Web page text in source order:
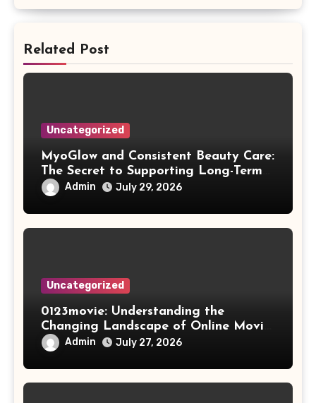
Related Post
Uncategorized
MyoGlow and Consistent Beauty Care:
The Secret to Supporting Long-Term
Results
Admin July 29, 2026
Uncategorized
0123movie: Understanding the
Changing Landscape of Online Movie
Streaming
Admin July 27, 2026